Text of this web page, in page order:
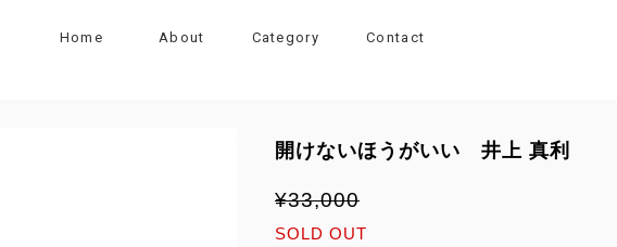
Home About Category Contact
開けないほうがいい 井上 真利
¥33,000
SOLD OUT